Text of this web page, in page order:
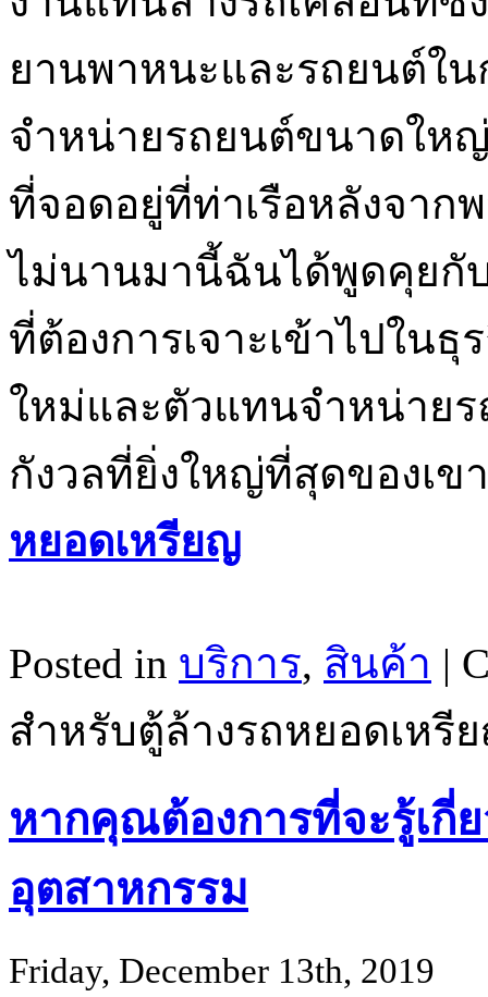
ยานพาหนะและรถยนต์ใ
จำหน่ายรถยนต์ขนาดใหญ่
ที่จอดอยู่ที่ท่าเรือหลังจาก
ไม่นานมานี้ฉันได้พูดคุยกั
ที่ต้องการเจาะเข้าไปใน
ใหม่และตัวแทนจำหน่าย
กังวลที่ยิ่งใหญ่ที่สุดของเข
หยอดเหรียญ
Posted in บริการ, สินค้า |
สำหรับตู้ล้างรถหยอดเหรี
หากคุณต้องการที่จะรู้เกี่
อุตสาหกรรม
Friday, December 13th, 2019